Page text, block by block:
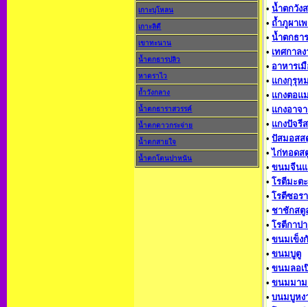
เกาะบุโหลน
เกาะลิดี
เขาทะนาน
น้ำตกธารปลิว
หาดราไว
ถ้ำวังกลาง
น้ำตกธาราสวรรค์
น้ำตกดาวกระจ่าย
น้ำตกสายใจ
น้ำตกโตนปาหนัน
•น้ำตกวัง
• ถ้ำภูผาเ
•น้ำตกธา
• เทศกาล
• อาหารเ
• แกงกุรุห
• แกงตอแ
• แกงอาจ
• แกงปัจรี
•ปัสมอสส
•ไก่ทอดส
•ขนมจีน
•โรตีมะต
•โรตีซอร
• ชาชักสตู
•โรตีกาป
•ขนมเข็ง
•ขนมบูตู
•ขนมลอเ
•ขนมมา
•บนมบูหง